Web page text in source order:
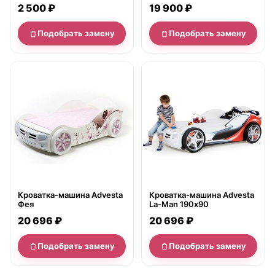
2 500 ₽
Подобрать замену
19 900 ₽
Подобрать замену
Кроватка-машина Advesta
Фея
20 696 ₽
Подобрать замену
Кроватка-машина Advesta
La-Man 190х90
20 696 ₽
Подобрать замену